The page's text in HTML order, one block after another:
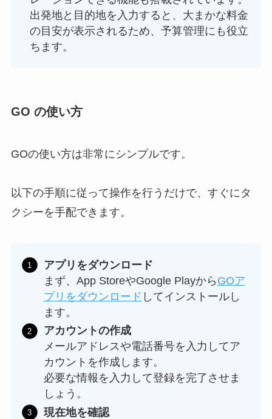
出発地と目的地を入力すると、大まかな料金
の目安が表示されるため、予算管理にも役立
ちます。
GO の使い方
GOの使い方は非常にシンプルです。
以下の手順に従って操作を行うだけで、すぐにタ
クシーを手配できます。
アプリをダウンロード
まず、App StoreやGoogle Playから GOア
プリをダウンロード してインストールし
ます。
アカウントの作成
メールアドレスや電話番号を入力してア
カウントを作成します。
必要な情報を入力して登録を完了させま
しょう。
現在地を確認